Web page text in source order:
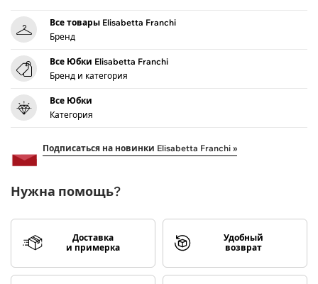
Все товары Elisabetta Franchi
Бренд
Все Юбки Elisabetta Franchi
Бренд и категория
Все Юбки
Категория
Подписаться на новинки Elisabetta Franchi »
Нужна помощь?
Доставка
и примерка
Удобный
возврат